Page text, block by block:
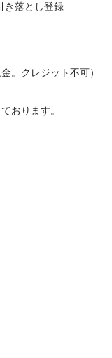
き落とし登録
。クレジット不可）
おります。